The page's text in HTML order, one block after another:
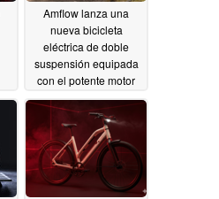
Amflow lanza una
nueva bicicleta
eléctrica de doble
suspensión equipada
con el potente motor
DJI Avinox06/25/2026